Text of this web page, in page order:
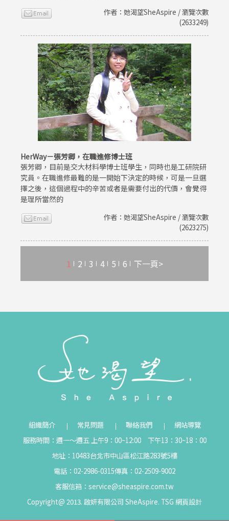
作者：她渴望SheAspire / 瀏覽次數
(2633249)
HerWay－張芳卿，在職進修博士班
張芳卿，目前是交大材料學博士班學生，同時也是工研院研
究員。在職進修最難的是一開始下決定的時候，可是一旦選
擇之後，這個過程中的辛苦或者是需要付出的代價，會覺得
是理所當然的
作者：她渴望SheAspire / 瀏覽次數
(2623275)
1 2 3 4 5 6 下一頁>
組織簡介 常見問題 聯絡我們
網站導覽
服務時間：週一～週五 上午9：00~12:00 下午13：30~18：00
地址：10483台北市中山區松江路283號5樓
電話：02-2986-0315傳真：02-2509-9002
客服信箱： service@sheaspire.com.tw
Copyright@ 2013. 啟妍有限公司 SheAspire. TSG 網頁設計